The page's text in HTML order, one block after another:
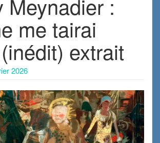
Meynadier :
me tairai
extrait
2026